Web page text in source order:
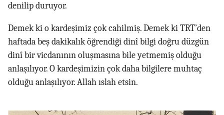
denilip duruyor.
Demek ki o kardeşimiz çok cahilmiş. Demek ki TRT’den
haftada beş dakikalık öğrendiği dinî bilgi doğru düzgün
dinî bir vicdanının oluşmasına bile yetmemiş olduğu
anlaşılıyor. O kardeşimizin çok daha bilgilere muhtaç
olduğu anlaşılıyor. Allah ıslah etsin.